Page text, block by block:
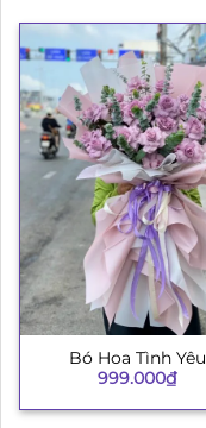
Bó Hoa Tình Yêu
999.000₫